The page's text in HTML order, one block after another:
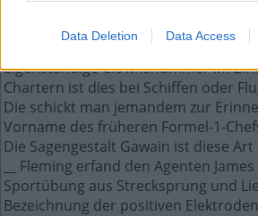
Data Deletion Data Access
Kernspintomographie kann auch so
Diese größere dt. Partei nannte sich
Eigenständige Clownsnummer im
Chartern ist dies bei Schiffen oder
Die schickt man jemandem zur
Vorname des früheren Formel-1-
Die Sagengestalt Gawain ist diese
__ Fleming erfand den Agenten
Sportübung aus Strecksprung und
Bezeichnung der positiven Elektroden